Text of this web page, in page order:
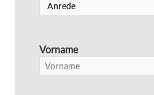
Vorname